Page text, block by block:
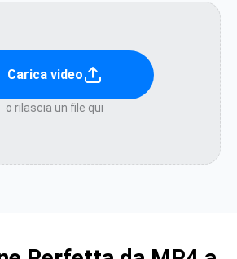
Carica video
o rilascia un file qui